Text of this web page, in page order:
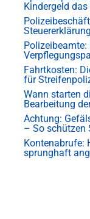
Kindergeld
Steuererklärung
Fahrtkosten:
für
Wann starten
Bearbeitung
Achtung:
– So schützen
Kontenabrufe:
sprunghaft